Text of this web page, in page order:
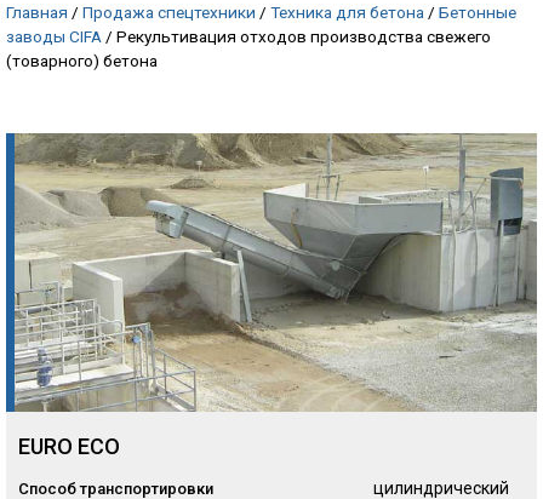
Главная / Продажа спецтехники / Техника для бетона / Бетонные
заводы CIFA / Рекультивация отходов производства свежего
(товарного) бетона
EURO ECO
Способ транспортировки
цилиндрический